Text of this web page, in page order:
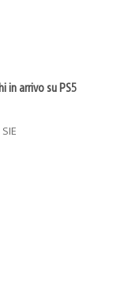
in arrivo su PS5